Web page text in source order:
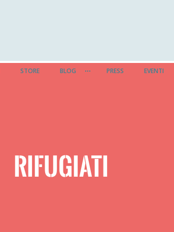
STORE BLOG PRESS EVENTI
RIFUGIATI